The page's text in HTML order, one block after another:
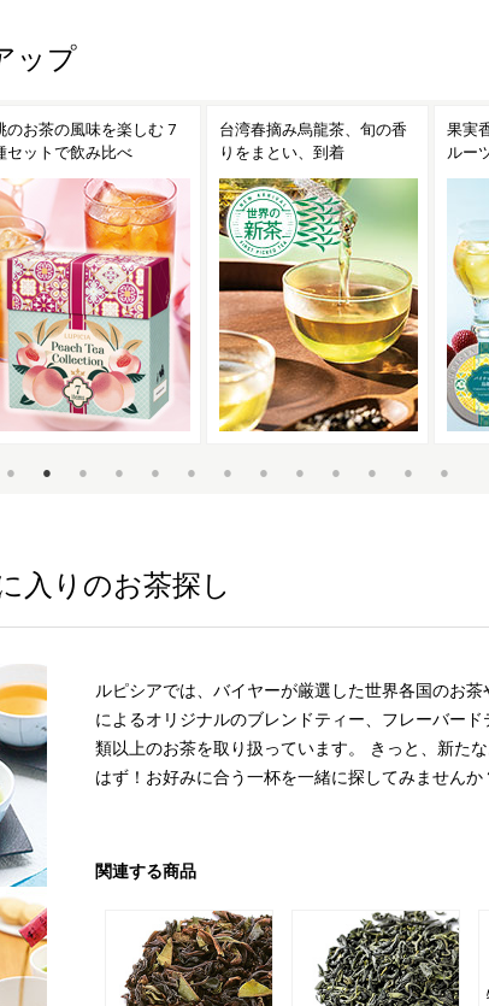
ップ
のお茶の風味を楽しむ 7
セットで飲み比べ
台湾春摘み烏龍茶、旬の香
りをまとい、到着
果実
ルー
入りのお茶探し
ルピシアでは、バイヤーが厳選した世界各国のお
によるオリジナルのブレンドティー、フレーバー
類以上のお茶を取り扱っています。 きっと、新た
はず！お好みに合う一杯を一緒に探してみませんか
関連する商品